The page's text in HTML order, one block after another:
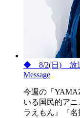
◆ 8/2(日) 放送
Message
今週の「
いる国民的ア
ラえもん』『名